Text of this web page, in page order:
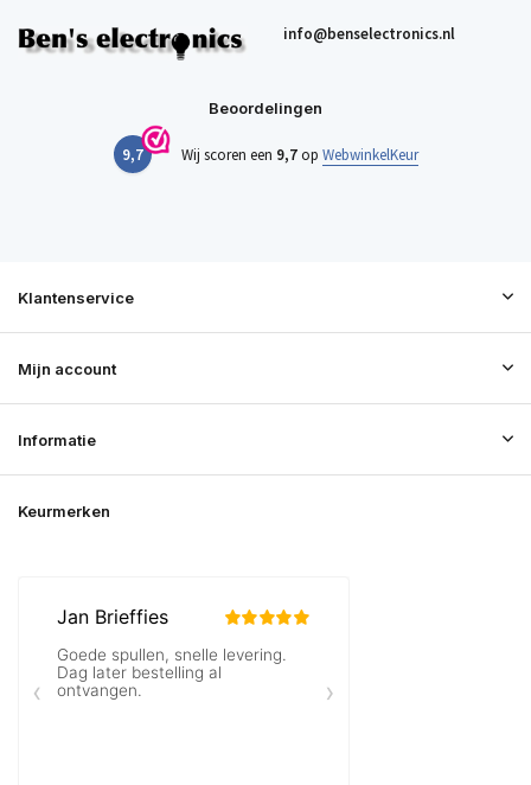
info@benselectronics.nl
Beoordelingen
9,7 Wij scoren een 9,7op WebwinkelKeur
Klantenservice
Mijn account
Informatie
Keurmerken